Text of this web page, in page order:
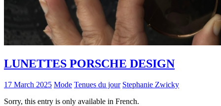
LUNETTES PORSCHE DESIGN
17 March 2025 Mode Tenues du jour Stephanie Zwicky
Sorry, this entry is only available in French.